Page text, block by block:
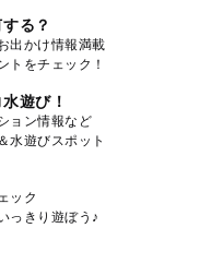
る？
出かけ情報満載
トをチェック！
遊び！
ョン情報など
水遊びスポット
ック
っきり遊ぼう♪